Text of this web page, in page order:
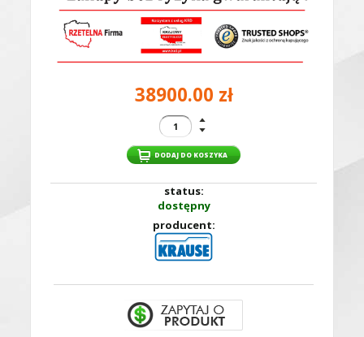
38900.00 zł
status:
dostępny
producent: